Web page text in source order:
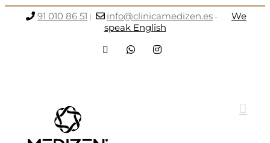
91 010 86 51 | info@clinicamedizen.es -
We
speak English
FacebookWhatsAppInstagram